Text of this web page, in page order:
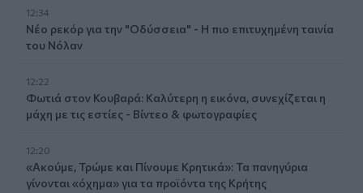
12:34
Νέο ρεκόρ για την "Οδύσσεια" - Η πιο επιτυχημένη ταινία
του Νόλαν
12:22
Φωτιά στον Κουβαρά: Καλύτερη η εικόνα, συνεχίζεται η
μάχη με τις εστίες - Βίντεο & φωτογραφίες
12:20
«Ακούμε, Τρώμε και Πίνουμε Κρητικά»: Τα πανηγύρια
γίνονται «όχημα» για τα προϊόντα της Κρήτης